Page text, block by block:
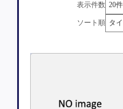
表示件数
ソート順